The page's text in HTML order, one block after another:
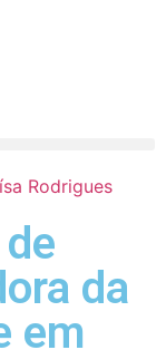
Rodrigues
da
em